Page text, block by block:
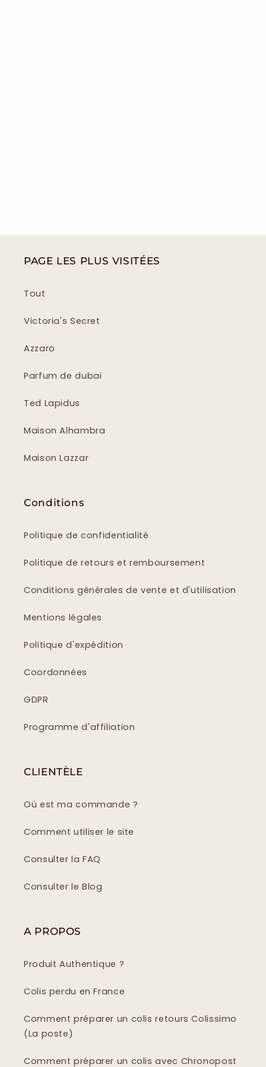
PAGE LES PLUS VISITÉES
Tout
Victoria's Secret
Azzaro
Parfum de dubai
Ted Lapidus
Maison Alhambra
Maison Lazzar
Conditions
Politique de confidentialité
Politique de retours et remboursement
Conditions générales de vente et d'utilisation
Mentions légales
Politique d'expédition
Coordonnées
GDPR
Programme d'affiliation
CLIENTÈLE
Où est ma commande ?
Comment utiliser le site
Consulter la FAQ
Consulter le Blog
A PROPOS
Produit Authentique ?
Colis perdu en France
Comment préparer un colis retours Colissimo
(La poste)
Comment préparer un colis avec Chronopost